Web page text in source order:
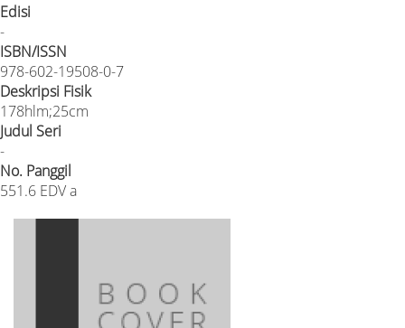
Edisi
-
ISBN/ISSN
978-602-19508-0-7
Deskripsi Fisik
178hlm;25cm
Judul Seri
-
No. Panggil
551.6 EDV a